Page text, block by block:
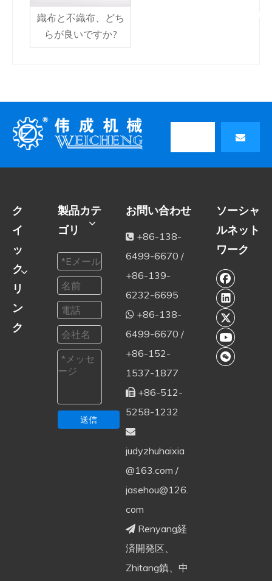
織布と不織布、どち
らが良いですか?
ク
イ
ッ
ク
リ
ン
ク
製品カテ
ゴリ
送信
お問い合わせ
+86-138-
6499-6670 /
+86-139-
6232-6695
 +86-138-
6499-6670 /
+86-152-
1537-1877
+86-512-
5258-1232

judyzhuhaixia
@163.com /
jasehou@126.
com
Renyang経
済開発区、
Zhitang鎮、中
+86-139-6232-6695
ソーシャ
ルネット
ワーク